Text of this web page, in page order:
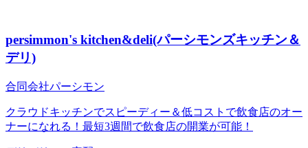
persimmon's kitchen&deli(パーシモンズキッチン＆
デリ)
合同会社パーシモン
クラウドキッチンでスピーディー＆低コストで飲食店のオー
ナーになれる！最短3週間で飲食店の開業が可能！